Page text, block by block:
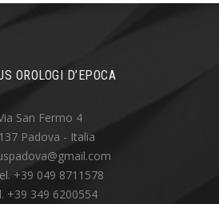
OROLOGI D’EPOCA
San Fermo 4
Padova - Italia
+39 049 8711578
+39 349 6200554